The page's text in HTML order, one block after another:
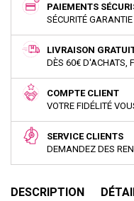
PAIEMENTS
SÉCURITÉ
LIVRAISON
DÈS 60€ D'ACHATS,
COMPTE CLIENT
VOTRE FIDÉLITÉ
SERVICE CLIENTS
DEMANDEZ DES
DESCRIPTION